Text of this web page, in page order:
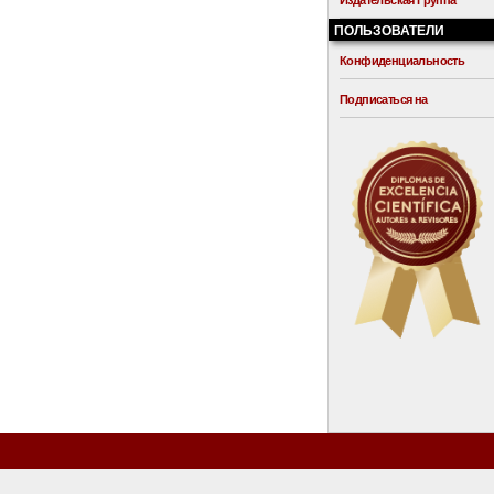
ПОЛЬЗОВАТЕЛИ
Конфиденциальность
Подписаться на